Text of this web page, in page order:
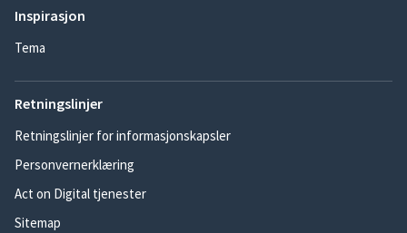
Inspirasjon
Tema
Retningslinjer
Retningslinjer for informasjonskapsler
Personvernerklæring
Act on Digital tjenester
Sitemap